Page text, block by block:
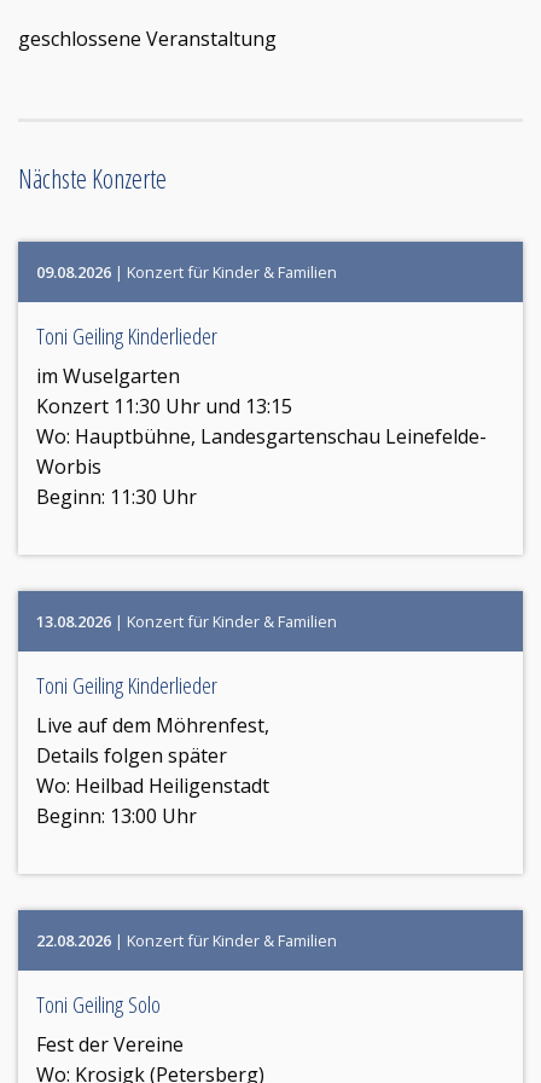
geschlossene Veranstaltung
Nächste Konzerte
09.08.2026 | Konzert für Kinder & Familien
Toni Geiling Kinderlieder
im Wuselgarten
Konzert 11:30 Uhr und 13:15
Wo: Hauptbühne, Landesgartenschau Leinefelde-
Worbis
Beginn: 11:30 Uhr
13.08.2026 | Konzert für Kinder & Familien
Toni Geiling Kinderlieder
Live auf dem Möhrenfest,
Details folgen später
Wo: Heilbad Heiligenstadt
Beginn: 13:00 Uhr
22.08.2026 | Konzert für Kinder & Familien
Toni Geiling Solo
Fest der Vereine
Wo: Krosigk (Petersberg)